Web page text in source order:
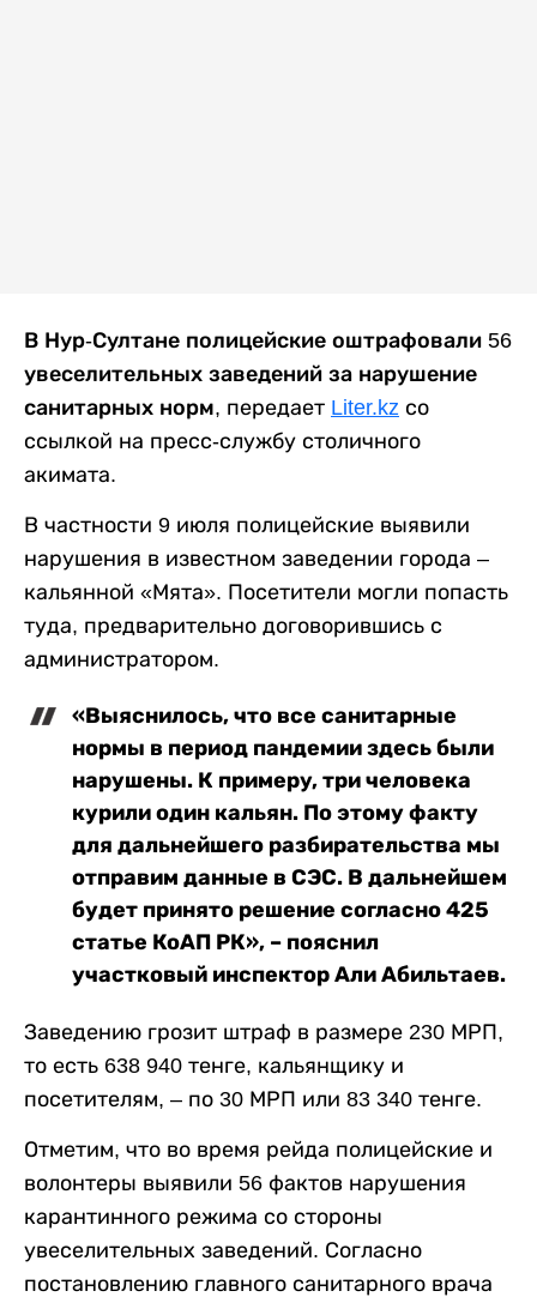
В Нур-Султане полицейские оштрафовали 56
увеселительных заведений за нарушение
санитарных норм, передает Liter.kz со
ссылкой на пресс-службу столичного
акимата.
В частности 9 июля полицейские выявили
нарушения в известном заведении города –
кальянной «Мята». Посетители могли попасть
туда, предварительно договорившись с
администратором.
«Выяснилось, что все санитарные
нормы в период пандемии здесь были
нарушены. К примеру, три человека
курили один кальян. По этому факту
для дальнейшего разбирательства мы
отправим данные в СЭС. В дальнейшем
будет принято решение согласно 425
статье КоАП РК», – пояснил
участковый инспектор Али Абильтаев.
Заведению грозит штраф в размере 230 МРП,
то есть 638 940 тенге, кальянщику и
посетителям, – по 30 МРП или 83 340 тенге.
Отметим, что во время рейда полицейские и
волонтеры выявили 56 фактов нарушения
карантинного режима со стороны
увеселительных заведений. Согласно
постановлению главного санитарного врача